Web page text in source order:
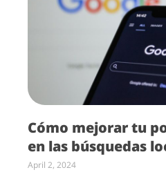
Cómo mejorar tu
en las búsquedas
April 2, 2024